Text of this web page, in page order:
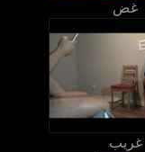
غض
غريب